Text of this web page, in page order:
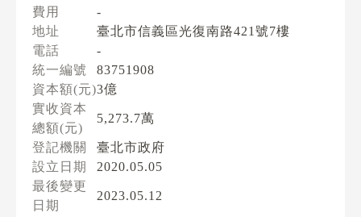
費用
-
地址
臺北市信義區光復南路421號7樓
電話
-
統一編號
83751908
資本額(元)3億
實收資本
總額(元)
5,273.7萬
登記機關
臺北市政府
設立日期
2020.05.05
最後變更
日期
2023.05.12